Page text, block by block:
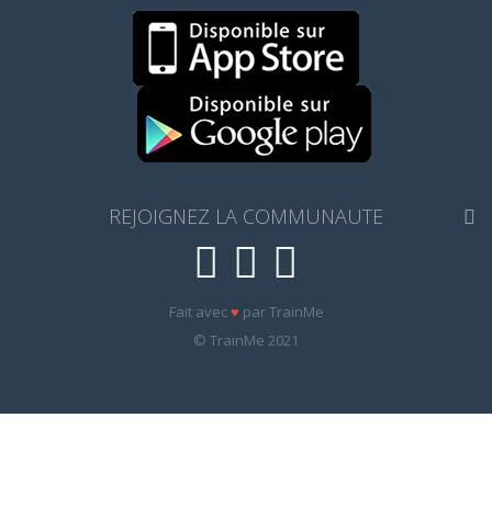
REJOIGNEZ LA COMMUNAUTE
Fait avec♥ par TrainMe
© TrainMe 2021